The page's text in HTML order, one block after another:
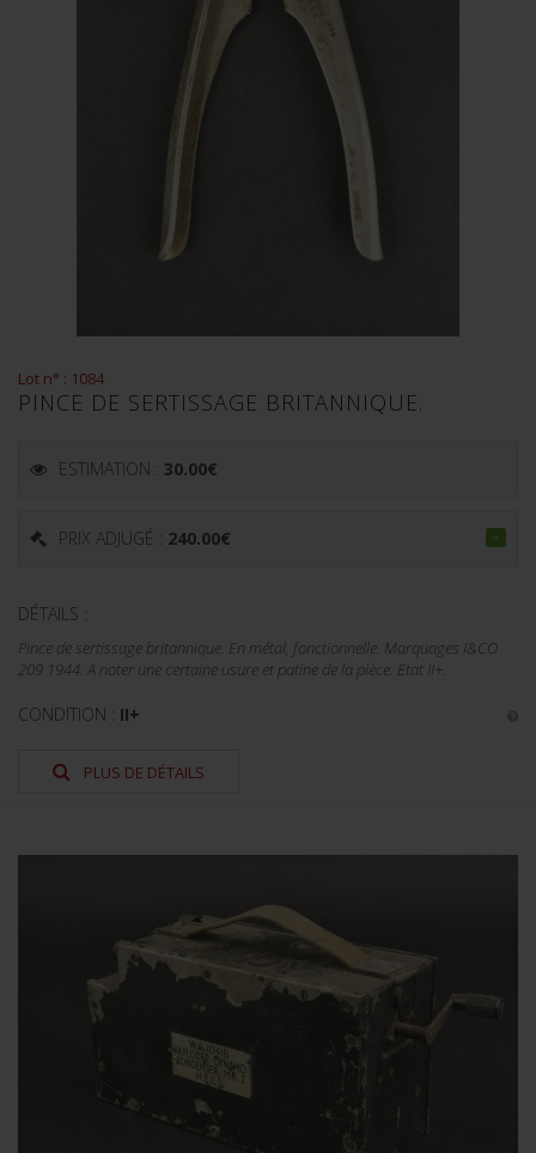
Lot n° : 1084
PINCE DE SERTISSAGE BRITANNIQUE.
ESTIMATION : 30.00€
PRIX ADJUGÉ : 240.00€
DÉTAILS :
Pince de sertissage britannique. En métal, fonctionnelle. Marquages I&CO
209 1944. A noter une certaine usure et patine de la pièce. Etat II+.
CONDITION : II+
PLUS DE DÉTAILS